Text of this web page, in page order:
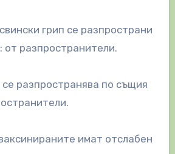
грип се разпространи
от разпространители.
разпространява по същия
имат отслабен